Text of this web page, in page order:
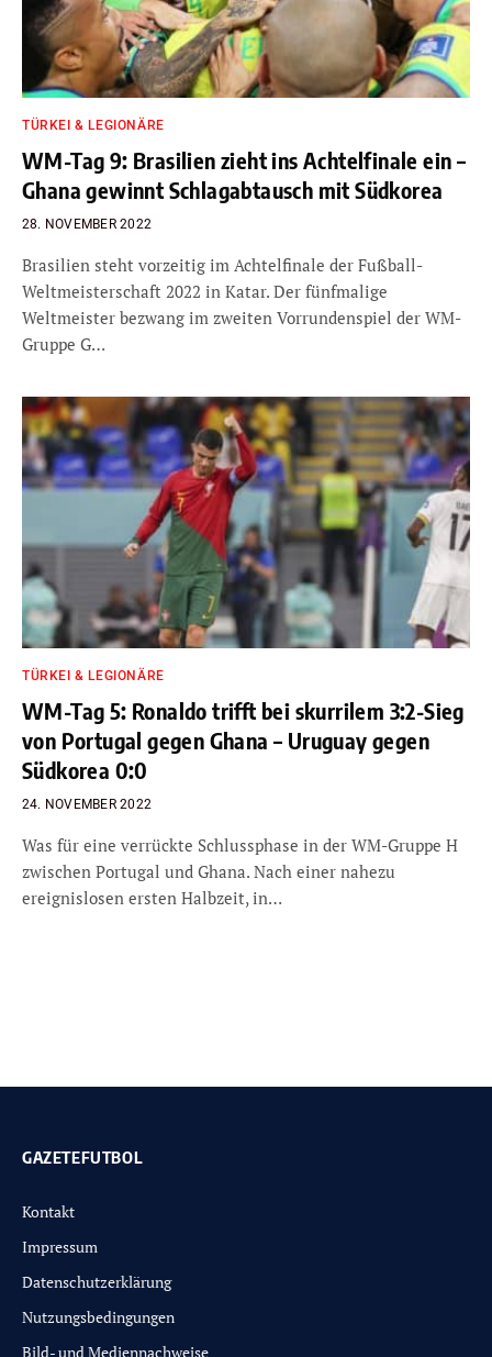
TÜRKEI & LEGIONÄRE
WM-Tag 9: Brasilien zieht ins Achtelfinale ein –
Ghana gewinnt Schlagabtausch mit Südkorea
28. NOVEMBER 2022
Brasilien steht vorzeitig im Achtelfinale der Fußball-
Weltmeisterschaft 2022 in Katar. Der fünfmalige
Weltmeister bezwang im zweiten Vorrundenspiel der WM-
Gruppe G…
TÜRKEI & LEGIONÄRE
WM-Tag 5: Ronaldo trifft bei skurrilem 3:2-Sieg
von Portugal gegen Ghana – Uruguay gegen
Südkorea 0:0
24. NOVEMBER 2022
Was für eine verrückte Schlussphase in der WM-Gruppe H
zwischen Portugal und Ghana. Nach einer nahezu
ereignislosen ersten Halbzeit, in…
GAZETEFUTBOL
Kontakt
Impressum
Datenschutzerklärung
Nutzungsbedingungen
Bild- und Mediennachweise